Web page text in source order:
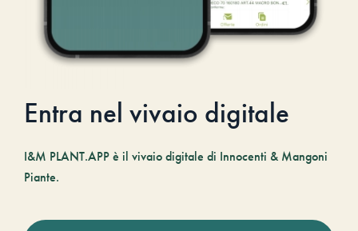
Entra nel vivaio digitale
I&M PLANT.APP è il vivaio digitale di Innocenti & Mangoni
Piante.